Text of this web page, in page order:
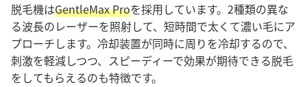
脱毛機はGentleMax Proを採用しています。2種類の異な
る波長のレーザーを照射して、短時間で太くて濃い毛にア
プローチします。冷却装置が同時に周りを冷却するので、
刺激を軽減しつつ、スピーディーで効果が期待できる脱毛
をしてもらえるのも特徴です。